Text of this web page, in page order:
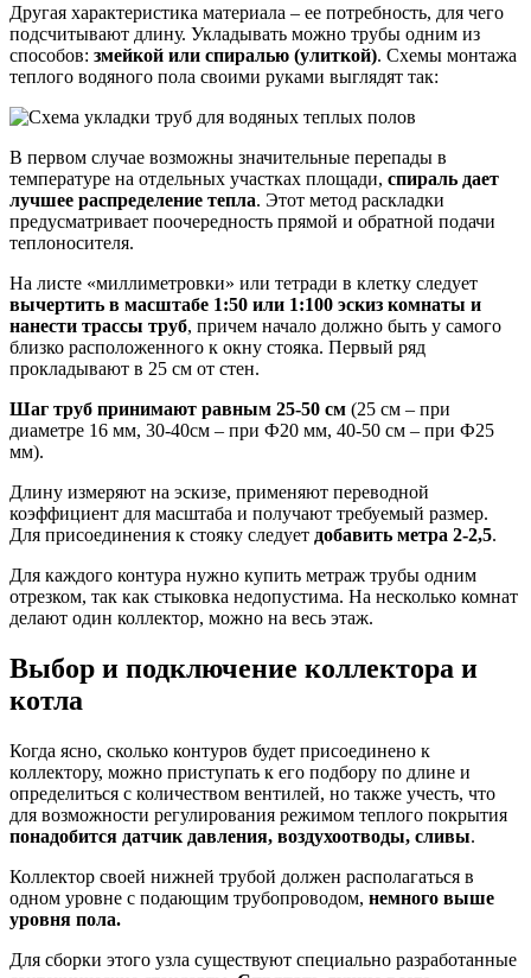
Другая характеристика материала – ее потребность, для чего
подсчитывают длину. Укладывать можно трубы одним из
способов: змейкой или спиралью (улиткой). Схемы монтажа
теплого водяного пола своими руками выглядят так:
В первом случае возможны значительные перепады в
температуре на отдельных участках площади, спираль дает
лучшее распределение тепла. Этот метод раскладки
предусматривает поочередность прямой и обратной подачи
теплоносителя.
На листе «миллиметровки» или тетради в клетку следует
вычертить в масштабе 1:50 или 1:100 эскиз комнаты и
нанести трассы труб, причем начало должно быть у самого
близко расположенного к окну стояка. Первый ряд
прокладывают в 25 см от стен.
Шаг труб принимают равным 25-50 см (25 см – при
диаметре 16 мм, 30-40см – при Ф20 мм, 40-50 см – при Ф25
мм).
Длину измеряют на эскизе, применяют переводной
коэффициент для масштаба и получают требуемый размер.
Для присоединения к стояку следует добавить метра 2-2,5.
Для каждого контура нужно купить метраж трубы одним
отрезком, так как стыковка недопустима. На несколько комнат
делают один коллектор, можно на весь этаж.
Выбор и подключение коллектора и
котла
Когда ясно, сколько контуров будет присоединено к
коллектору, можно приступать к его подбору по длине и
определиться с количеством вентилей, но также учесть, что
для возможности регулирования режимом теплого покрытия
понадобится датчик давления, воздухоотводы, сливы.
Коллектор своей нижней трубой должен располагаться в
одном уровне с подающим трубопроводом, немного выше
уровня пола.
Для сборки этого узла существуют специально разработанные